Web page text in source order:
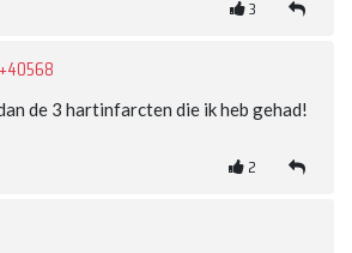
3
+40568
de 3 hartinfarcten die ik heb gehad!
2